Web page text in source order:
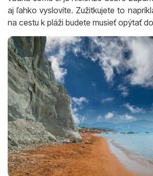
aj ľahko vyslovíte. Zužitkujete to
na cestu k pláži budete musieť opýtať